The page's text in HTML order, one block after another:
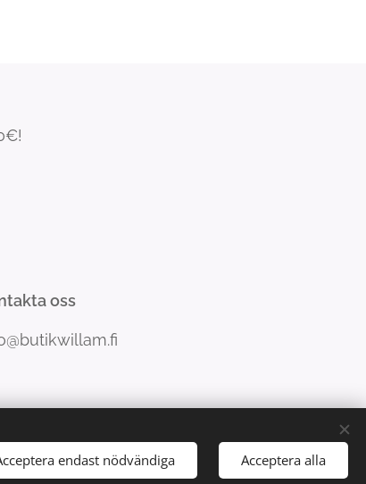
oss
endast nödvändiga Acceptera alla